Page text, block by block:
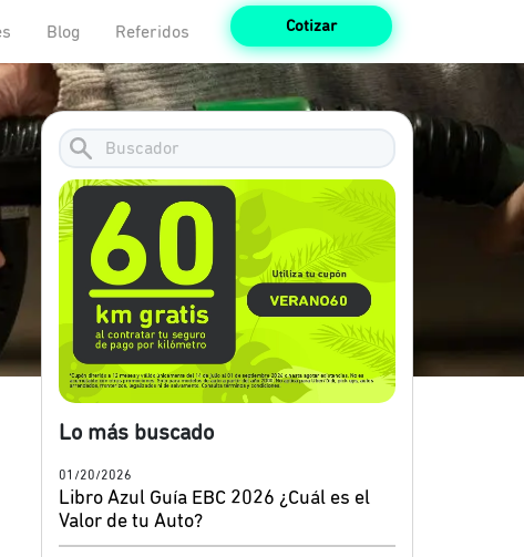
Cotizar
Blog Referidos
Lo más buscado
01/20/2026
Libro Azul Guía EBC 2026 ¿Cuál es el
Valor de tu Auto?